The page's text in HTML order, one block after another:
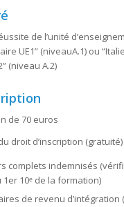
de l’unité
UE1” (niveauA.1) ou
(niveau A.2)
de 70 euros
droit d’inscription (gratuité)
complets indemnisés
10ᵉ de la formation)
de revenu d’intégration